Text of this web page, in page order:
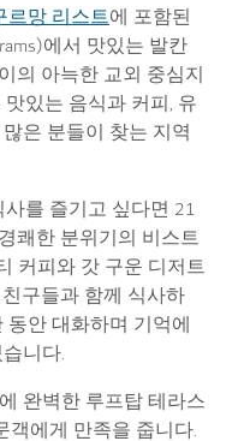
르망 리스트에 포함된
에서 맛있는 발칸
의 아늑한 교외 중심지
있는 음식과 커피, 유
은 분들이 찾는 지역
를 즐기고 싶다면 21
쾌한 분위기의 비스트
커피와 갓 구운 디저트
구들과 함께 식사하
안 대화하며 기억에
니다.
완벽한 루프탑 테라스
객에게 만족을 줍니다.